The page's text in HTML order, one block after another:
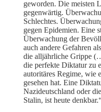
geworden. Die meisten
gegenwärtig.
Schlechtes.
gegen Epidemien. Eine
Überwachung der
auch andere Gefahren als
die alljährliche Grippe
die perfekte Diktatur zu
autoritäres Regime, wie
gesehen hat. Eine
Nazideutschland oder
Stalin, ist heute